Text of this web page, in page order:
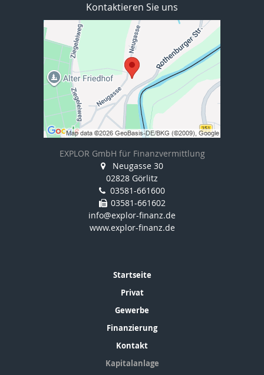
Kontaktieren Sie uns
EXPLOR GmbH für Finanzvermittlung
Neugasse 30
02828 Görlitz
03581-661600
03581-661602
info@explor-finanz.de
www.explor-finanz.de
Startseite
Privat
Gewerbe
Finanzierung
Kontakt
Kapitalanlage